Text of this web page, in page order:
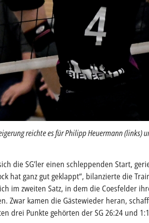
reichte es für Philipp Heuermann (links)
die SG’ler einen schleppenden Start,
hat ganz gut geklappt“, bilanzierte die
im zweiten Satz, in dem die Coesfelder
Zwar kamen die Gästewieder heran,
drei Punkte gehörten der SG 26:24 und